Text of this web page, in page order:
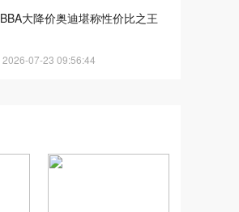
BBA大降价奥迪堪称性价比之王
2026-07-23 09:56:44